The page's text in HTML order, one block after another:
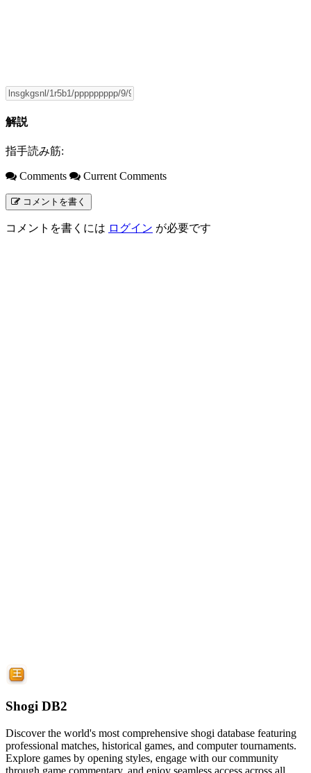
解説
指手読み筋:
Comments Current Comments
コメントを書く
コメントを書くには ログイン が必要です
Shogi DB2
Discover the world's most comprehensive shogi database featuring
professional matches, historical games, and computer tournaments.
Explore games by opening styles, engage with our community
through game commentary, and enjoy seamless access across all